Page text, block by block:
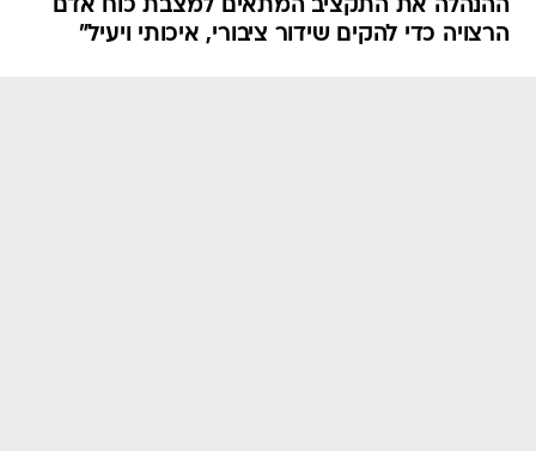
ההנהלה את התקציב המתאים למצבת כוח אדם
הרצויה כדי להקים שידור ציבורי, איכותי ויעיל"